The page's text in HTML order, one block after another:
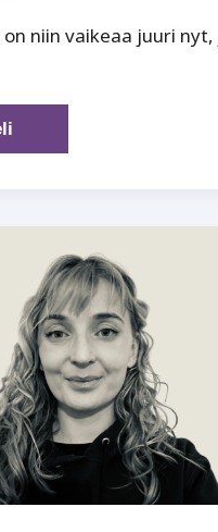
niin vaikeaa juuri